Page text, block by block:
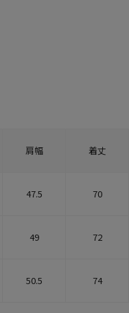
肩幅 着丈
47.5 70
49 72
50.5 74